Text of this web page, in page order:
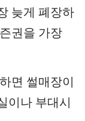
늦게 폐장하
권을 가장
면 썰매장이
이나 부대시